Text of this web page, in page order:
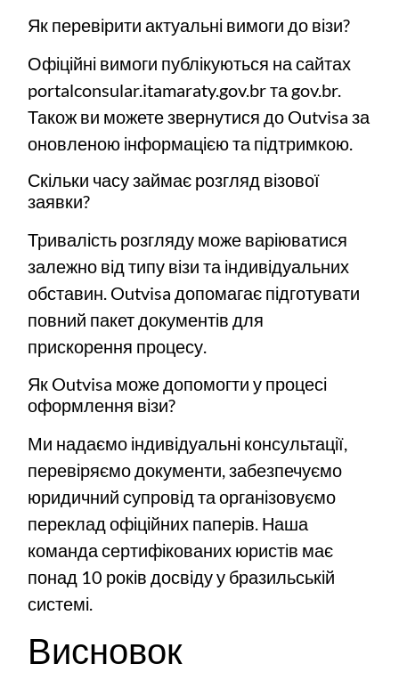
Як перевірити актуальні вимоги до візи?
Офіційні вимоги публікуються на сайтах
portalconsular.itamaraty.gov.brта gov.br.
Також ви можете звернутися до Outvisa за
оновленою інформацією та підтримкою.
Скільки часу займає розгляд візової
заявки?
Тривалість розгляду може варіюватися
залежно від типу візи та індивідуальних
обставин. Outvisa допомагає підготувати
повний пакет документів для
прискорення процесу.
Як Outvisa може допомогти у процесі
оформлення візи?
Ми надаємо індивідуальні консультації,
перевіряємо документи, забезпечуємо
юридичний супровід та організовуємо
переклад офіційних паперів. Наша
команда сертифікованих юристів має
понад 10 років досвіду у бразильській
системі.
Висновок